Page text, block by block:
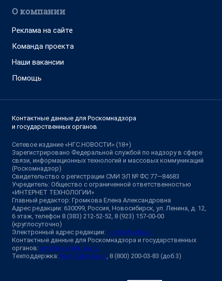
О компании
Реклама на сайте
Команда проекта
Наши вакансии
Помощь
Контактные данные для Роскомнадзора
и государственных органов
Сетевое издание «НГС.НОВОСТИ» (18+)
Зарегистрировано Федеральной службой по надзору в сфере
связи, информационных технологий и массовых коммуникаций
(Роскомнадзор)
Свидетельство о регистрации СМИ ЭЛ № ФС 77—84683
Учредитель: Общество с ограниченной ответственностью
«ИНТЕРНЕТ ТЕХНОЛОГИИ»
Главный редактор: Громкова Елена Александровна
Адрес редакции: 630099, Россия, Новосибирск, ул. Ленина, д. 12,
6 этаж, телефон 8 (383) 212-52-52, 8 (923) 157-00-00
(круглосуточно)
Электронный адрес редакции: ngs@shkulev.ru
Контактные данные для Роскомнадзора и государственных
органов: juristnsk@shkulev.ru
Техподдержка: help@shkulev.ru , 8 (800) 200-03-83 (доб.3)